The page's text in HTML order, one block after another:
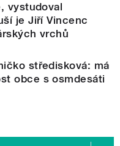
vystudoval
je Jiří Vincenc
vrchů
středisková: má
obce s osmdesáti